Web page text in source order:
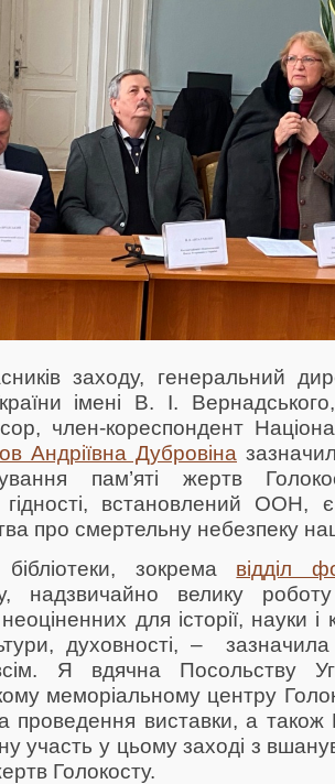
заходу, генеральний
імені В. І.
член-кореспондент
Андріївна Дубровіна
пам’яті жертв
встановлений ООН,
про смертельну небезпеку
зокрема відділ
надзвичайно велику
для історії, науки і
духовності, –
Я вдячна Посольству
меморіальному центру
проведення виставки, а
участь у цьому заході з
Голокосту.